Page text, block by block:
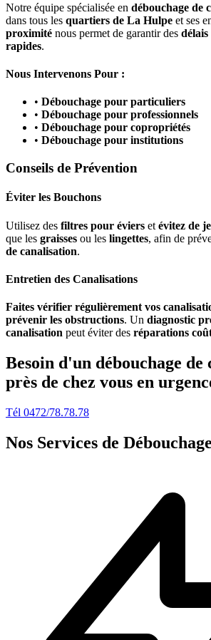
Notre équipe spécialisée en débouchage de
dans tous les quartiers de La Hulpe et ses
proximité nous permet de garantir des
rapides.
Nous Intervenons Pour :
• Débouchage pour particuliers
• Débouchage pour professionnels
• Débouchage pour copropriétés
• Débouchage pour institutions
Conseils de Prévention
Éviter les Bouchons
Utilisez des filtres pour éviers et évitez de
que les graisses ou les lingettes, afin de
de canalisation.
Entretien des Canalisations
Faites vérifier régulièrement vos
prévenir les obstructions. Un diagnostic
canalisation peut éviter des réparations
Besoin d'un débouchage de
près de chez vous en
Tél 0472/78.78.78
Nos Services de